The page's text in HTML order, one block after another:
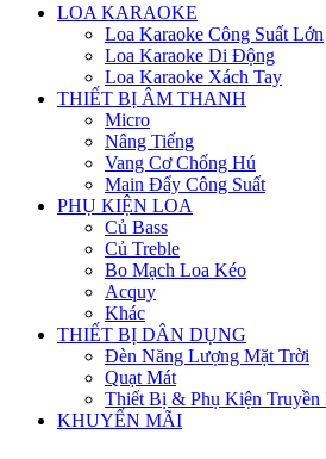
Menu
LOA KARAOKE
Loa Karaoke Công Suất Lớn
Loa Karaoke Di Động
Loa Karaoke Xách Tay
THIẾT BỊ ÂM THANH
Micro
Nâng Tiếng
Vang Cơ Chống Hú
Main Đẩy Công Suất
PHỤ KIỆN LOA
Củ Bass
Củ Treble
Bo Mạch Loa Kéo
Acquy
Khác
THIẾT BỊ DÂN DỤNG
Đèn Năng Lượng Mặt Trời
Quạt Mát
Thiết Bị & Phụ Kiện Truyền
KHUYẾN MÃI